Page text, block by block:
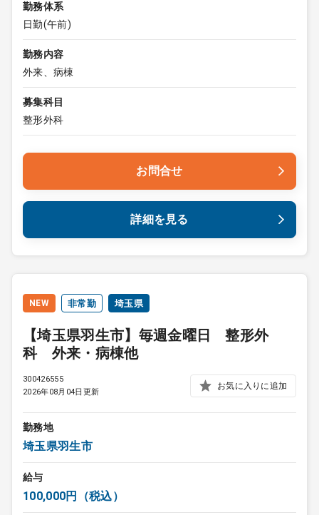
勤務体系
日勤(午前)
勤務内容
外来、病棟
募集科目
整形外科
お問合せ
詳細を見る
NEW 非常勤 埼玉県
【埼玉県羽生市】毎週金曜日 整形外
科 外来・病棟他
300426555
2026年08月04日更新
お気に入りに追加
勤務地
埼玉県羽生市
給与
100,000円（税込）